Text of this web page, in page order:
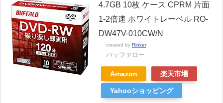
4.7GB 10枚 ケース CPRM 片面
1-2倍速 ホワイトレーベル RO-
DW47V-010CW/N
created by Rinker
バッファロー
Amazon 楽天市場
Yahooショッピング